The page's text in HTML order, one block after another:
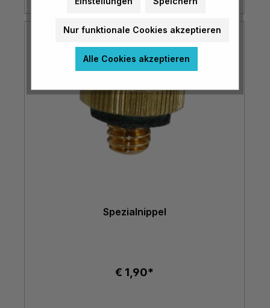
Spezialnippel
€ 1,90*
Nur funktionale Cookies akzeptieren
Alle Cookies akzeptieren